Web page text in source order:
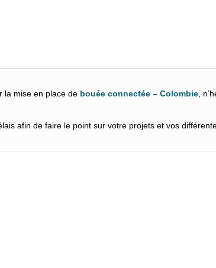
la mise en place de bouée connectée – Colombie ,
afin de faire le point sur votre projets et vos